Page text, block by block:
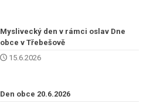
Myslivecký den v rámci oslav Dne
obce v Třebešově
15.6.2026
Den obce 20.6.2026